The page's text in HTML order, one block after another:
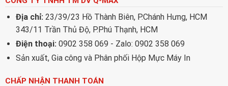
Địa chỉ: 23/39/23 Hồ Thành Biên, P.Chánh Hưng, HCM
343/11 Trần Thủ Độ, P.Phú Thạnh, HCM
Điện thoại: 0902 358 069 - Zalo: 0902 358 069
Sản xuất, Gia công và Phân phối Hộp Mực Máy In
CHẤP NHẬN THANH TOÁN